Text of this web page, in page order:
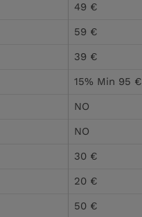
49 €
59 €
39 €
15% Min 95 €
NO
NO
30 €
20 €
50 €